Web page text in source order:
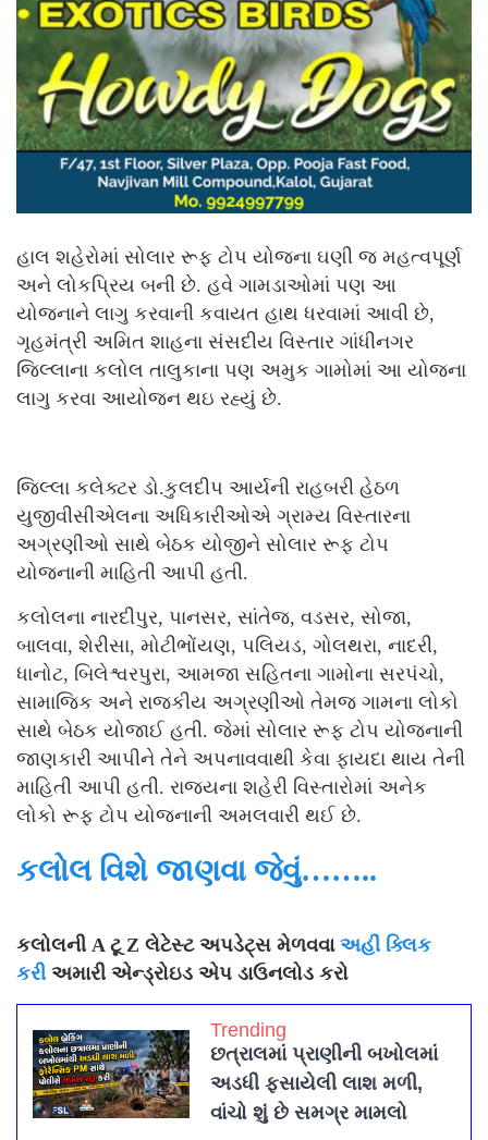
હાલ શહેરોમાં સોલાર રૂફ ટોપ યોજના ઘણી જ મહત્વપૂર્ણ
અને લોકપ્રિય બની છે. હવે ગામડાઓમાં પણ આ
યોજનાને લાગુ કરવાની કવાયત હાથ ધરવામાં આવી છે,
ગૃહમંત્રી અમિત શાહના સંસદીય વિસ્તાર ગાંધીનગર
જિલ્લાના કલોલ તાલુકાના પણ અમુક ગામોમાં આ યોજના
લાગુ કરવા આયોજન થઇ રહ્યું છે.
જિલ્લા કલેક્ટર ડો.કુલદીપ આર્યની રાહબરી હેઠળ
યુજીવીસીએલના અધિકારીઓએ ગ્રામ્ય વિસ્તારના
અગ્રણીઓ સાથે બેઠક યોજીને સોલાર રૂફ ટોપ
યોજનાની માહિતી આપી હતી.
કલોલના નારદીપુર, પાનસર, સાંતેજ, વડસર, સોજા,
બાલવા, શેરીસા, મોટીભોંયણ, પલિયડ, ગોલથરા, નાદરી,
ધાનોટ, બિલેશ્વરપુરા, આમજા સહિતના ગામોના સરપંચો,
સામાજિક અને રાજકીય અગ્રણીઓ તેમજ ગામના લોકો
સાથે બેઠક યોજાઈ હતી. જેમાં સોલાર રૂફ ટોપ યોજનાની
જાણકારી આપીને તેને અપનાવવાથી કેવા ફાયદા થાય તેની
માહિતી આપી હતી. રાજ્યના શહેરી વિસ્તારોમાં અનેક
લોકો રૂફ ટોપ યોજનાની અમલવારી થઈ છે.
કલોલ વિશે જાણવા જેવું……..
કલોલની A ટૂ Z લેટેસ્ટ અપડેટ્સ મેળવવા અહીં ક્લિક
કરી અમારી એન્ડ્રોઇડ એપ ડાઉનલોડ કરો
Trending
છત્રાલમાં પ્રાણીની બખોલમાં
અડધી ફસાયેલી લાશ મળી,
વાંચો શું છે સમગ્ર મામલો